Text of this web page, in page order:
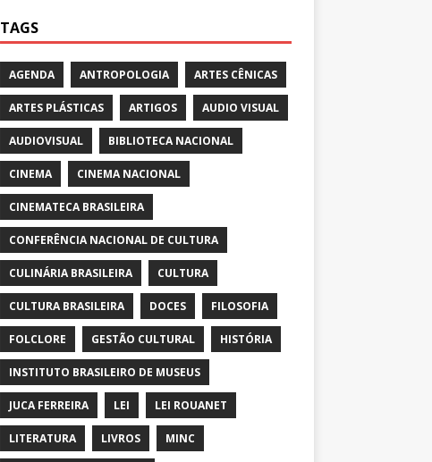
TAGS
AGENDA ANTROPOLOGIA ARTES CÊNICAS
ARTES PLÁSTICAS ARTIGOS AUDIO VISUAL
AUDIOVISUAL BIBLIOTECA NACIONAL
CINEMA CINEMA NACIONAL
CINEMATECA BRASILEIRA
CONFERÊNCIA NACIONAL DE CULTURA
CULINÁRIA BRASILEIRA CULTURA
CULTURA BRASILEIRA DOCES FILOSOFIA
FOLCLORE GESTÃO CULTURAL HISTÓRIA
INSTITUTO BRASILEIRO DE MUSEUS
JUCA FERREIRA LEI LEI ROUANET
LITERATURA LIVROS MINC